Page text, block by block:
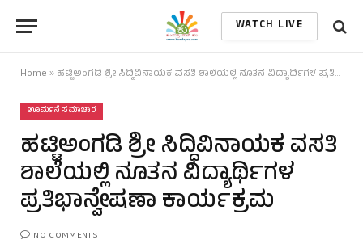
WATCH LIVE
Home » ಹಟ್ಟಿಅಂಗಡಿ ಶ್ರೀ ಸಿದ್ಧಿವಿನಾಯಕ ವಸತಿ ಶಾಲೆಯಲ್ಲಿ ನೂತನ ವಿದ್ಯಾರ್ಥಿಗಳ ಪ್ರತಿಭಾನ್ವೇಷಣಾ ಕಾರ್ಯಕ್ರಮ
ಊರ್ಮನೆ ಸಮಾಚಾರ
ಹಟ್ಟಿಅಂಗಡಿ ಶ್ರೀ ಸಿದ್ಧಿವಿನಾಯಕ ವಸತಿ
ಶಾಲೆಯಲ್ಲಿ ನೂತನ ವಿದ್ಯಾರ್ಥಿಗಳ
ಪ್ರತಿಭಾನ್ವೇಷಣಾ ಕಾರ್ಯಕ್ರಮ
NO COMMENTS